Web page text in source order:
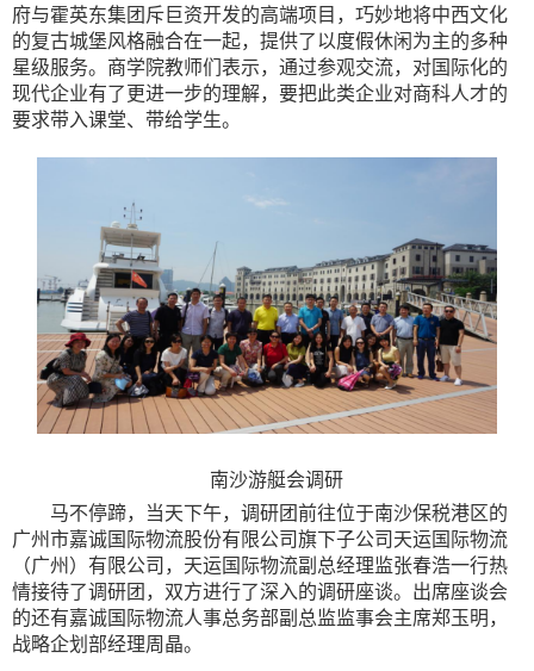
府与霍英东集团斥巨资开发的高端项目 ， 巧妙地将中西文化
的复古城堡风格融合在一起，提供了以度假休闲 为主的多种
星级服务。 商学院教师们表示，通过参观交流，对国际化的
现代企业有了更进一步的理解，要把此类企业对商科人才的
要求带入课堂、带给学生。
南沙游艇会调研
马不停蹄，当天下午， 调研团前往位于南沙保税港区的
广州市嘉诚国际物流股份有限公司旗下子公司天运国际物流
（广州）有限公司，天运国际物流副总经理监张春浩一行热
情接待了调研团，双方进行了深入的调研座谈。出席座谈会
的还有嘉诚国际物流人事总务部副总监监事会主席郑玉明 ，
战略企划部经理周晶。